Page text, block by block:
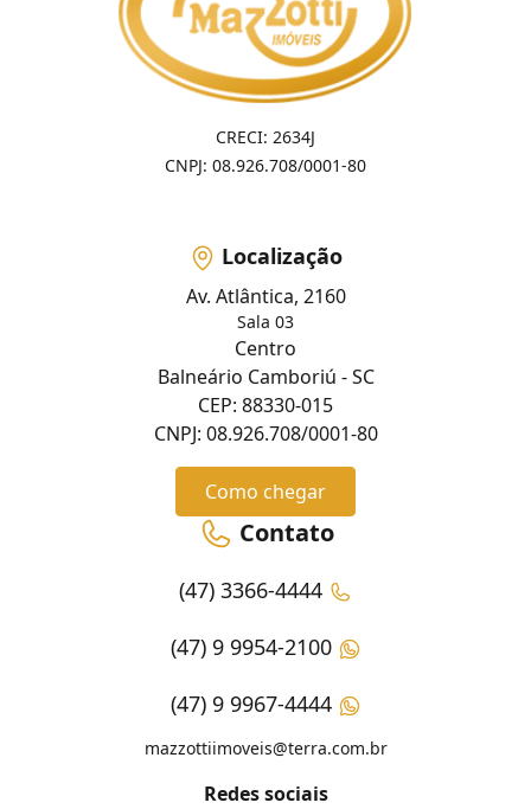
CRECI: 2634J
CNPJ: 08.926.708/0001-80
Localização
Av. Atlântica, 2160
Sala 03
Centro
Balneário Camboriú - SC
CEP: 88330-015
CNPJ: 08.926.708/0001-80
Como chegar
Contato
(47) 3366-4444
(47) 9 9954-2100
(47) 9 9967-4444
mazzottiimoveis@terra.com.br
Redes sociais